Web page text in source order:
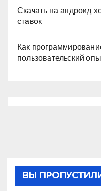
Скачать на андроид
ставок
Как
пользовательский
ВЫ